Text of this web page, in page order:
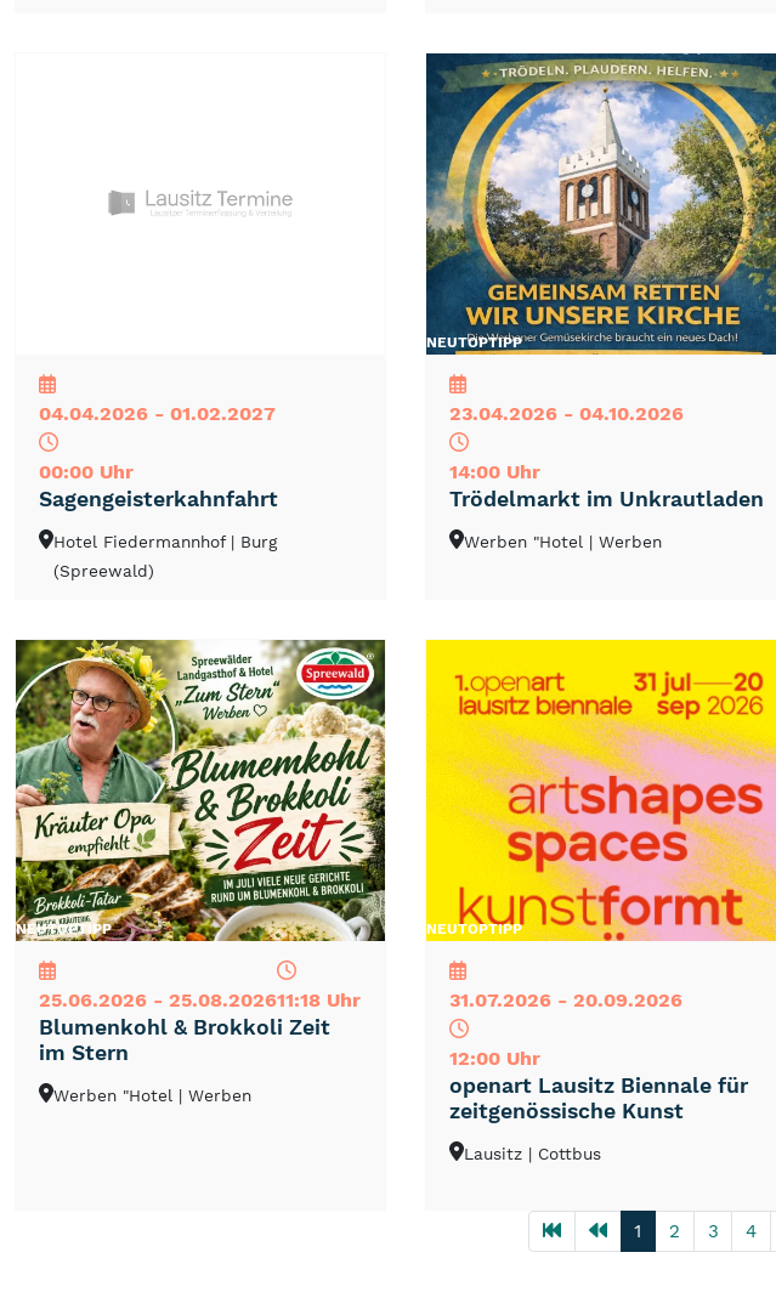
04.04.2026 - 01.02.2027
00:00 Uhr
Sagengeisterkahnfahrt
Hotel Fiedermannhof | Burg
(Spreewald)
NEUTOPTIPP
23.04.2026 - 04.10.2026
14:00 Uhr
Trödelmarkt im Unkrautladen
Werben "Hotel | Werben
NEUTOPTIPP
25.06.2026 - 25.08.202611:18 Uhr
Blumenkohl & Brokkoli Zeit
im Stern
Werben "Hotel | Werben
NEUTOPTIPP
31.07.2026 - 20.09.2026
12:00 Uhr
openart Lausitz Biennale für
zeitgenössische Kunst
Lausitz | Cottbus
1 2 3 4